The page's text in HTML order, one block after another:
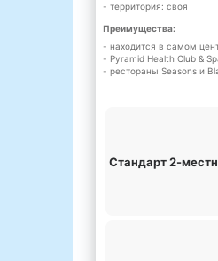
- территория: своя
Преимущества:
- находится в самом
- Pyramid Health Club &
- рестораны Seasons и
Стандарт 2-